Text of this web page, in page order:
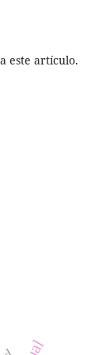
este artículo.